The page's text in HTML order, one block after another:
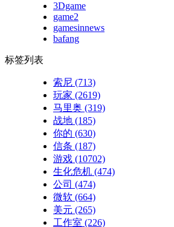
3Dgame
game2
gamesinnews
bafang
标签列表
索尼 (713)
玩家 (2619)
马里奥 (319)
战地 (185)
你的 (630)
信条 (187)
游戏 (10702)
生化危机 (474)
公司 (474)
微软 (664)
美元 (265)
工作室 (226)